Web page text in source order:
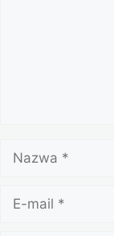
Nazwa
mail